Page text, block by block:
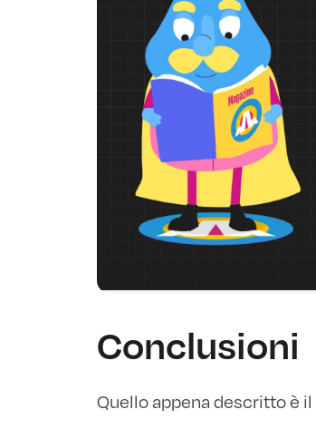
Conclusioni
Quello appena descritto è il